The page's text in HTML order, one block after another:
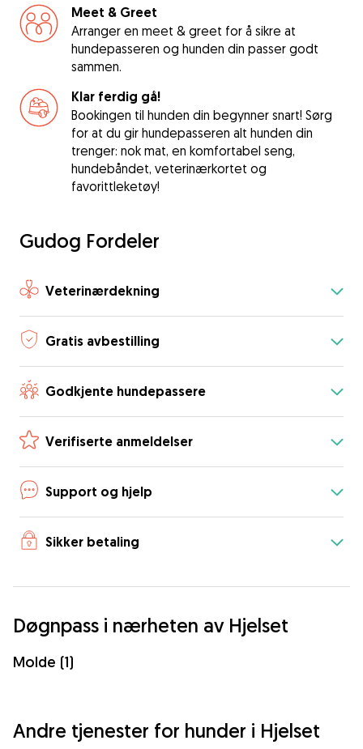
Meet & Greet
Arranger en meet & greet for å sikre at
hundepasseren og hunden din passer godt
sammen.
Klar ferdig gå!
Bookingen til hunden din begynner snart! Sørg
for at du gir hundepasseren alt hunden din
trenger: nok mat, en komfortabel seng,
hundebåndet, veterinærkortet og
favorittleketøy!
Gudog Fordeler
Veterinærdekning
Gratis avbestilling
Godkjente hundepassere
Verifiserte anmeldelser
Support og hjelp
Sikker betaling
Døgnpass i nærheten av Hjelset
Molde (1)
Andre tjenester for hunder i Hjelset